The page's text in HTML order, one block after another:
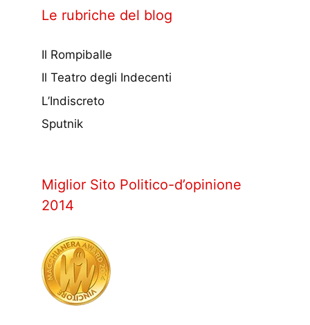
Le rubriche del blog
Il Rompiballe
Il Teatro degli Indecenti
L’Indiscreto
Sputnik
Miglior Sito Politico-d’opinione
2014